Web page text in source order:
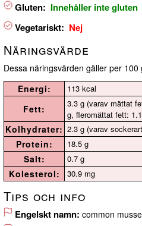
Gluten: Innehåller inte gluten
Vegetariskt: Nej
Näringsvärde
Dessa näringsvärden gäller per 100
Energi:
113 kcal
Fett:
3.3 g (varav mättat
g, fleromättat fett:
Kolhydrater: 2.3 g (varav
Protein: 18.5 g
Salt: 0.7 g
Kolesterol: 30.9 mg
Tips och info
Engelskt namn: common